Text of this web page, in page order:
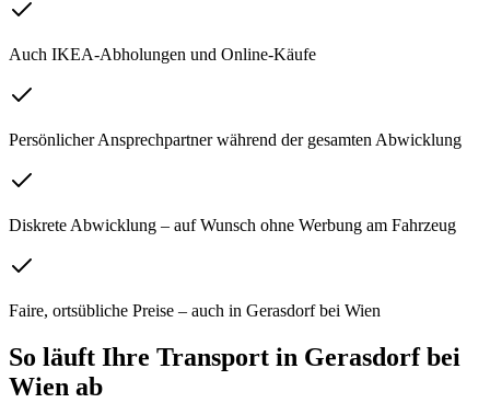
Auch IKEA-Abholungen und Online-Käufe
Persönlicher Ansprechpartner während der gesamten Abwicklung
Diskrete Abwicklung – auf Wunsch ohne Werbung am Fahrzeug
Faire, ortsübliche Preise – auch in Gerasdorf bei Wien
So läuft Ihre Transport in Gerasdorf bei
Wien ab